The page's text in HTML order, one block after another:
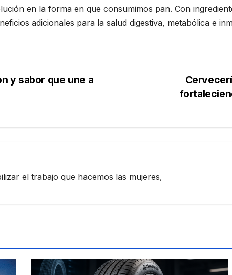
en la forma en que consumimos pan. Con
adicionales para la salud digestiva, metabólica e
y sabor que une a
el trabajo que hacemos las mujeres,